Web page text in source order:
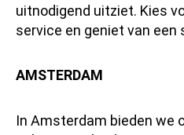
uitnodigend uitziet. Kies
service en geniet van een
AMSTERDAM
In Amsterdam bieden we